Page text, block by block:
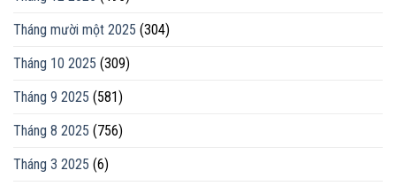
Tháng mười một 2025 (304)
Tháng 10 2025 (309)
Tháng 9 2025 (581)
Tháng 8 2025 (756)
Tháng 3 2025 (6)